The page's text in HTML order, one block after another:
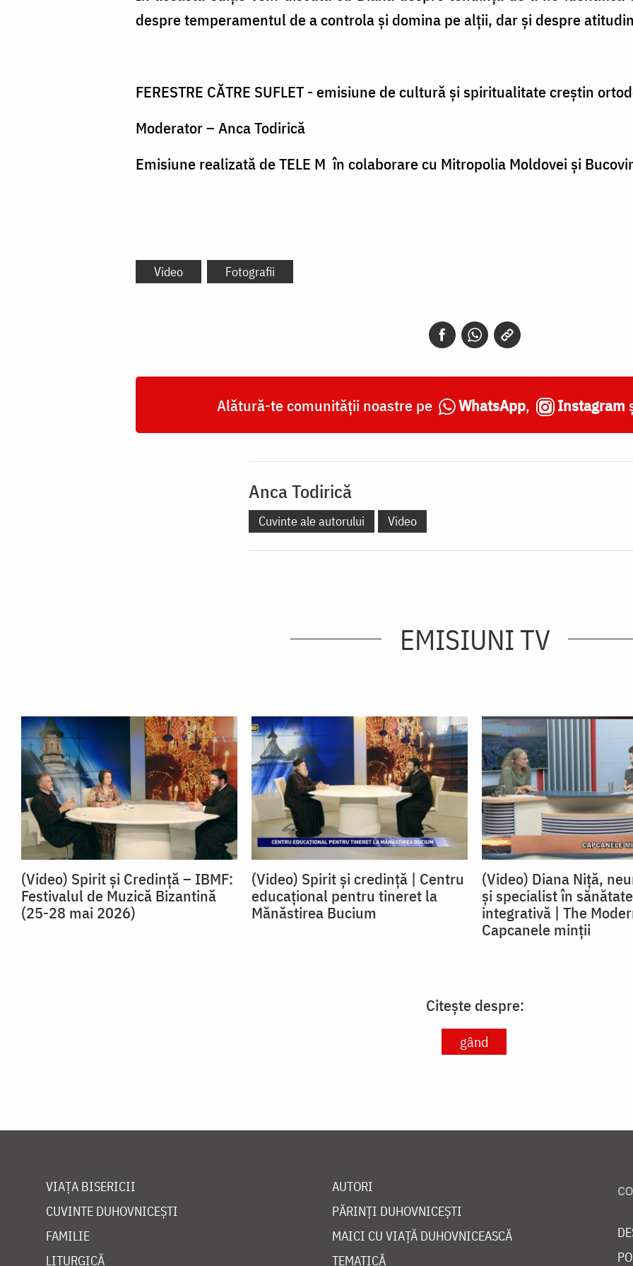
despre temperamentul de a controla și domina pe alții, dar și despre
FERESTRE CĂTRE SUFLET - emisiune de cultură şi spiritualitate creştin
Moderator – Anca Todirică
Emisiune realizată de TELE M în colaborare cu Mitropolia Moldovei şi
Video Fotografii
Alătură-te comunității noastre pe WhatsApp, Instagram
Anca Todirică
Cuvinte ale autorului Video
EMISIUNI TV
(Video) Spirit și Credință – IBMF:
Festivalul de Muzică Bizantină
(25-28 mai 2026)
(Video) Spirit și credință | Centru
educaţional pentru tineret la
Mănăstirea Bucium
(Video) Diana Niță,
și specialist în sănătate
integrativă | The
Capcanele minții
Citește despre:
gând
VIAȚA BISERICII
CUVINTE DUHOVNICEȘTI
FAMILIE
LITURGICĂ
AUTORI
PĂRINȚI DUHOVNICEȘTI
MAICI CU VIAȚĂ DUHOVNICEASCĂ
TEMATICĂ